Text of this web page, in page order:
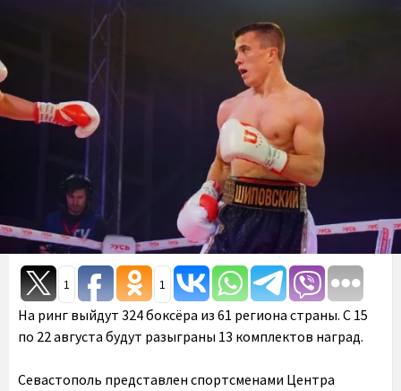
1 1
На ринг выйдут 324 боксёра из 61 региона страны. С 15
по 22 августа будут разыграны 13 комплектов наград.
Севастополь представлен спортсменами Центра